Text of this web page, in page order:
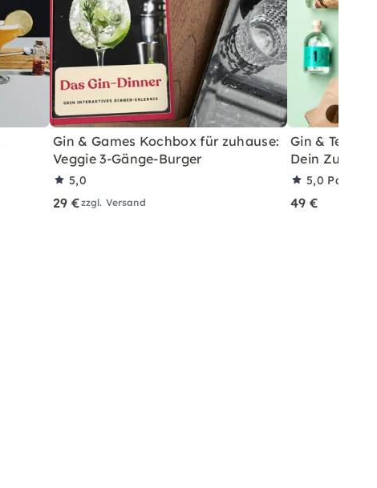
Gin & Games Kochbox für zuhause:
Veggie 3-Gänge-Burger
5,0
29 €zzgl. Versand
Gin & Tea
Dein
5,0
49 €